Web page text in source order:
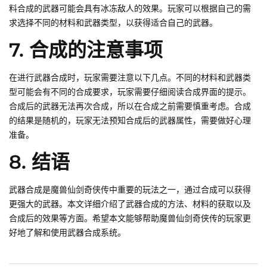
料合成的武器可能会具有冰冻敌人的效果。玩家可以根据自己的需
求选择不同的材料和武器类型，以获得适合自己的武器。
7. 合成的注意事项
在进行武器合成时，玩家需要注意以下几点。不同的材料和武器类
型可能会有不同的合成要求，玩家需要仔细阅读合成界面的提示。
合成后的武器无法再次合成，所以在合成之前需要慎重考虑。合成
的结果是随机的，玩家无法预知合成后的武器属性，需要做好心理
准备。
8. 结语
武器合成是魔兽仙剑奇侠传中重要的玩法之一，通过合成可以获得
更强大的武器。本文详细介绍了武器合成的方法、材料的获取以及
合成后的效果等方面。希望本文能够帮助魔兽仙剑奇侠传的玩家更
好地了解和使用武器合成系统。